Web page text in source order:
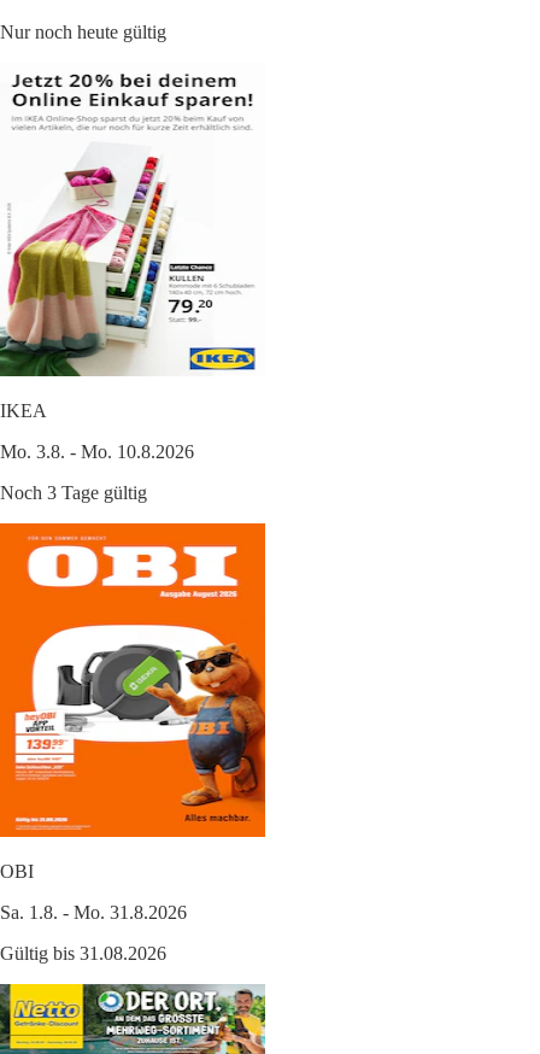
Nur noch heute gültig
IKEA
Mo. 3.8. - Mo. 10.8.2026
Noch 3 Tage gültig
OBI
Sa. 1.8. - Mo. 31.8.2026
Gültig bis 31.08.2026